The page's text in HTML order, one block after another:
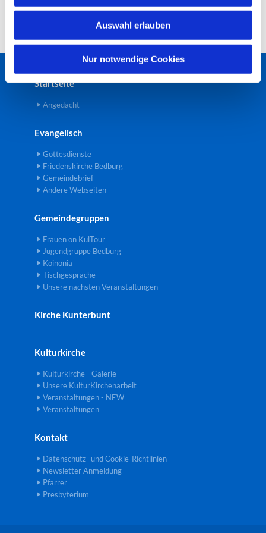
l
Auswahl erlauben
Nur notwendige Cookies
Startseite
Angedacht
Evangelisch
Gottesdienste
Friedenskirche Bedburg
Gemeindebrief
Andere Webseiten
Gemeindegruppen
Frauen on KulTour
Jugendgruppe Bedburg
Koinonia
Tischgespräche
Unsere nächsten Veranstaltungen
Kirche Kunterbunt
Kulturkirche
Kulturkirche - Galerie
Unsere KulturKirchenarbeit
Veranstaltungen - NEW
Veranstaltungen
Kontakt
Datenschutz- und Cookie-Richtlinien
Newsletter Anmeldung
Pfarrer
Presbyterium